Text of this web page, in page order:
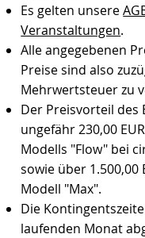
Es gelten unsere
Veranstaltungen.
Alle angegebenen
Preise sind also
Mehrwertsteuer zu
Der Preisvorteil des
ungefähr 230,00
Modells "Flow" bei
sowie über 1.500,00
Modell "Max".
Die
laufenden Monat